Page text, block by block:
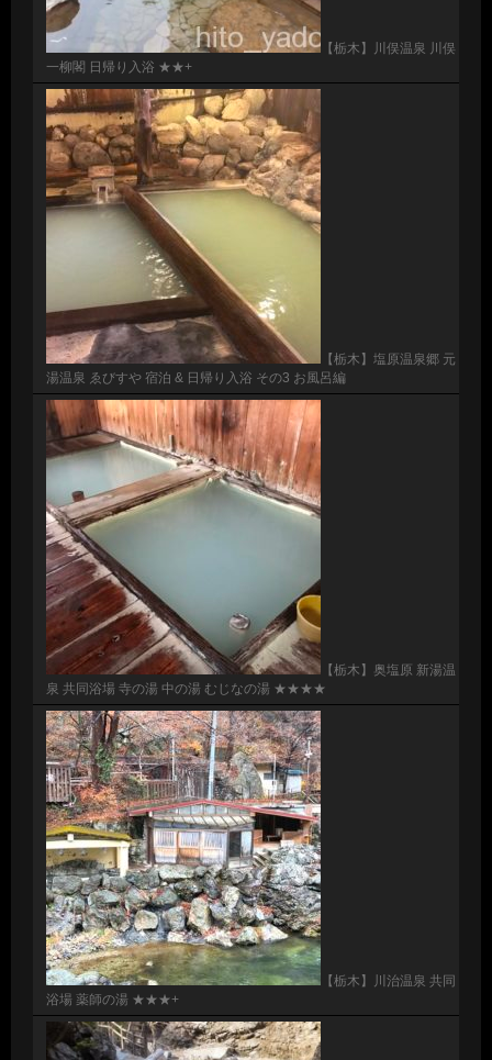
【栃木】川俣温泉 川俣
一柳閣 日帰り入浴 ★★+
【栃木】塩原温泉郷 元
湯温泉 ゑびすや 宿泊 & 日帰り入浴 その3 お風呂編
【栃木】奥塩原 新湯温
泉 共同浴場 寺の湯 中の湯 むじなの湯 ★★★★
【栃木】川治温泉 共同
浴場 薬師の湯 ★★★+